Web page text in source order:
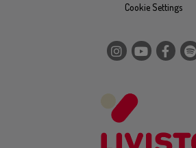
Cookie Settings